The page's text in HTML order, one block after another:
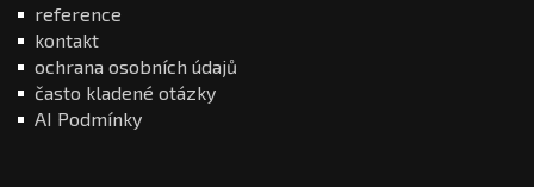
reference
kontakt
ochrana osobních údajů
často kladené otázky
AI Podmínky